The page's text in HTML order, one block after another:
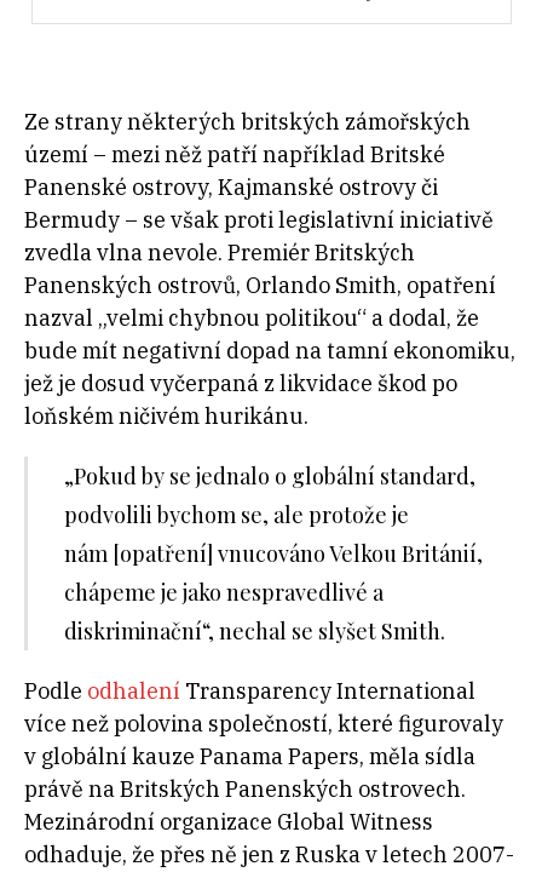
Ze strany některých britských zámořských
území – mezi něž patří například Britské
Panenské ostrovy, Kajmanské ostrovy či
Bermudy – se však proti legislativní iniciativě
zvedla vlna nevole. Premiér Britských
Panenských ostrovů, Orlando Smith, opatření
nazval „velmi chybnou politikou“ a dodal, že
bude mít negativní dopad na tamní ekonomiku,
jež je dosud vyčerpaná z likvidace škod po
loňském ničivém hurikánu.
„Pokud by se jednalo o globální standard,
podvolili bychom se, ale protože je
nám [opatření] vnucováno Velkou Británií,
chápeme je jako nespravedlivé a
diskriminační“, nechal se slyšet Smith.
Podle odhalení Transparency International
více než polovina společností, které figurovaly
v globální kauze Panama Papers, měla sídla
právě na Britských Panenských ostrovech.
Mezinárodní organizace Global Witness
odhaduje, že přes ně jen z Ruska v letech 2007-